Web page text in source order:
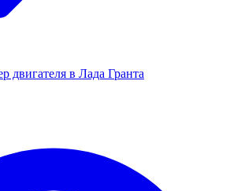
двигателя в Лада Гранта